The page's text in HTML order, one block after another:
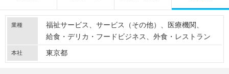
業種 福祉サービス サービス（その他）
医療機関
給食・デリカ・フードビジネス
外食・レストラン
本社 東京都